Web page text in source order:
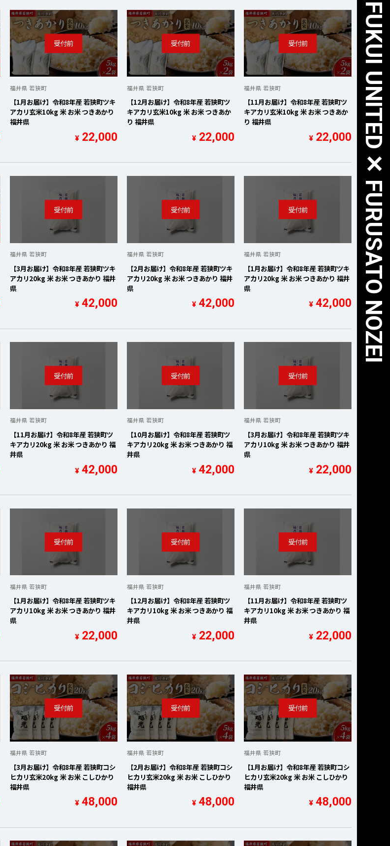
FUKUI UNITED ✕ FURUSATO NOZEI
福井県 若狭町
【1月お届け】令和8年産 若狭町ツキ
アカリ玄米10kg 米 お米 つきあかり
福井県
¥22,000
福井県 若狭町
【12月お届け】令和8年産 若狭町ツ
キアカリ玄米10kg 米 お米 つきあか
り 福井県
¥ 22,000
福井県 若狭町
【11月お届け】令和8年産 若狭町ツ
キアカリ玄米10kg 米 お米 つきあか
り 福井県
¥ 22,000
福井県 若狭町
【3月お届け】令和8年産 若狭町ツキ
アカリ20kg 米 お米 つきあかり 福井
県
¥42,000
福井県 若狭町
【2月お届け】令和8年産 若狭町ツキ
アカリ20kg 米 お米 つきあかり 福井
県
¥ 42,000
福井県 若狭町
【1月お届け】令和8年産 若狭町ツキ
アカリ20kg 米 お米 つきあかり 福井
県
¥ 42,000
福井県 若狭町
【11月お届け】令和8年産 若狭町ツ
キアカリ20kg 米 お米 つきあかり 福
井県
¥42,000
福井県 若狭町
【10月お届け】令和8年産 若狭町ツ
キアカリ20kg 米 お米 つきあかり 福
井県
¥ 42,000
福井県 若狭町
【3月お届け】令和8年産 若狭町ツキ
アカリ10kg 米 お米 つきあかり 福井
県
¥ 22,000
福井県 若狭町
【1月お届け】令和8年産 若狭町ツキ
アカリ10kg 米 お米 つきあかり 福井
県
¥22,000
福井県 若狭町
【12月お届け】令和8年産 若狭町ツ
キアカリ10kg 米 お米 つきあかり 福
井県
¥ 22,000
福井県 若狭町
【11月お届け】令和8年産 若狭町ツ
キアカリ10kg 米 お米 つきあかり 福
井県
¥ 22,000
福井県 若狭町
【3月お届け】令和8年産 若狭町コシ
ヒカリ玄米20kg 米 お米 こしひかり
福井県
¥48,000
福井県 若狭町
【2月お届け】令和8年産 若狭町コシ
ヒカリ玄米20kg 米 お米 こしひかり
福井県
¥ 48,000
福井県 若狭町
【1月お届け】令和8年産 若狭町コシ
ヒカリ玄米20kg 米 お米 こしひかり
福井県
¥ 48,000